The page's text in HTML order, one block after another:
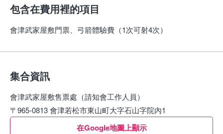
包含在費用裡的項目
會津武家屋敷門票、弓箭體驗費（1次可射4次）
集合資訊
會津武家屋敷售票處（請知會工作人員）
〒965-0813 會津若松市東山町大字石山字院內1
在Google地圖上顯示